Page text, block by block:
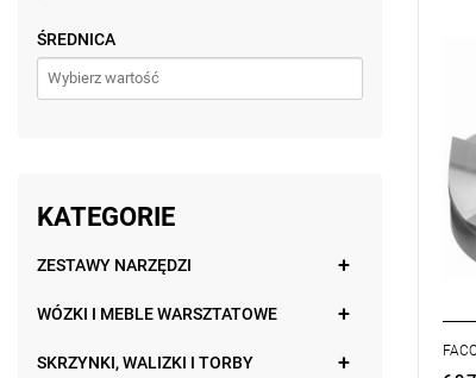
ŚREDNICA
KATEGORIE
ZESTAWY NARZĘDZI
WÓZKI I MEBLE WARSZTATOWE
SKRZYNKI, WALIZKI I TORBY